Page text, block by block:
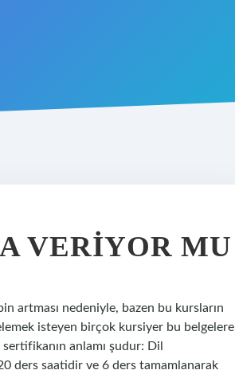
VERIYOR MU
artması nedeniyle, bazen bu kursların
isteyen birçok kursiyer bu belgelere
anlamı şudur: Dil
ders saatidir ve 6 ders tamamlanarak